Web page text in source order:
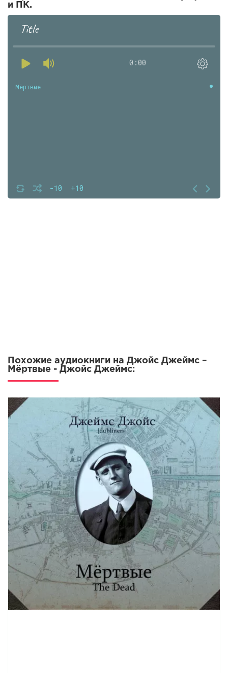
и ПК.
Title
0:00
-10 +10
Мёртвые
Похожие аудиокниги на Джойс Джеймс –
Мёртвые - Джойс Джеймс: